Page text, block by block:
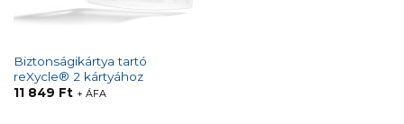
Biztonságikártya tartó
reXycle® 2 kártyához
11 849 Ft + ÁFA